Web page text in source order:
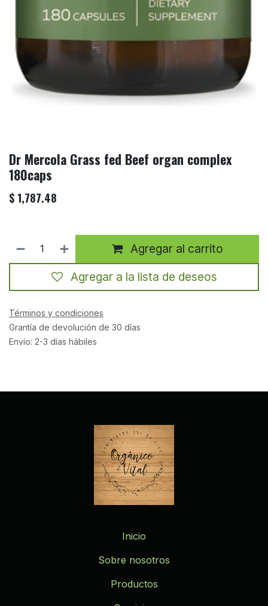
Dr Mercola Grass fed Beef organ complex
180caps
$ 1,787.48
Agregar al carrito
Agregar a la lista de deseos
Términos y condiciones
Grantía de devolución de 30 días
Envío: 2-3 días hábiles
Inicio
Sobre nosotros
Productos